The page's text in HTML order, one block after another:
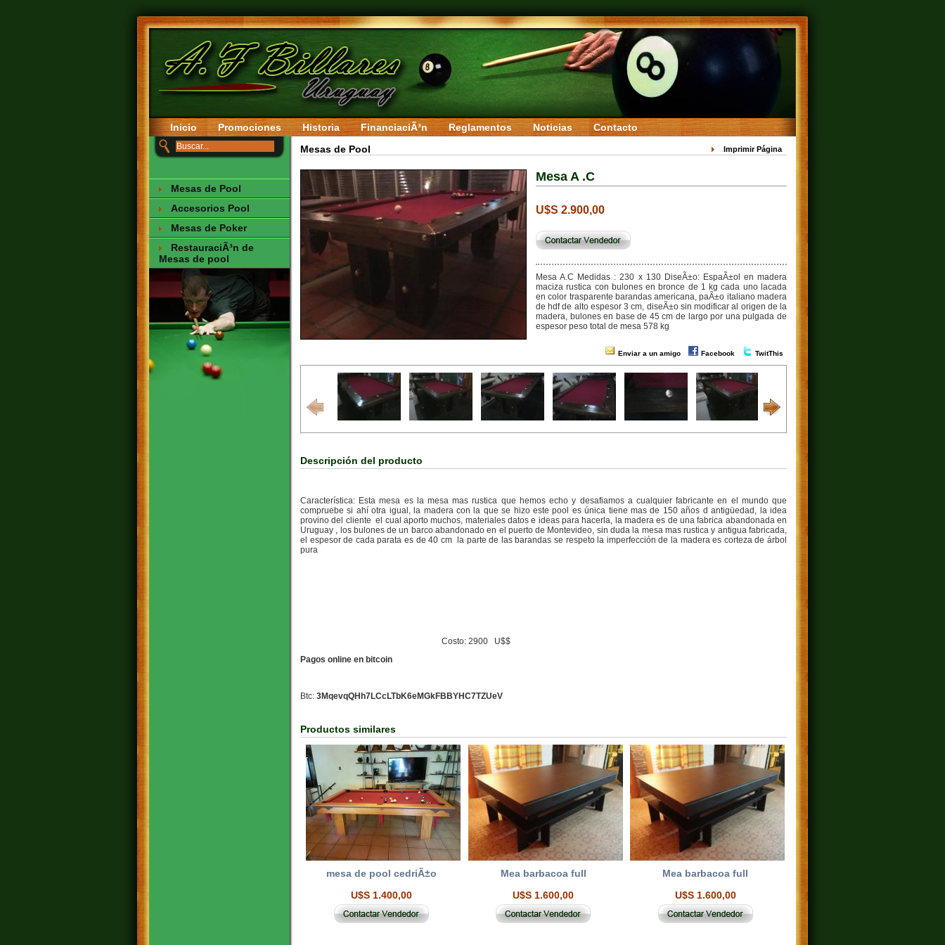
Inicio Promociones Historia FinanciaciÃ³n Reglamentos Noticias Contacto
Mesas de Pool
Accesorios Pool
Mesas de Poker
RestauraciÃ³n de
Mesas de pool
Mesas de Pool
Mesa A .C
U$S 2.900,00
Mesa A.C Medidas : 230 x 130 DiseÃ±o: EspaÃ±ol en madera
maciza rustica con bulones en bronce de 1 kg cada uno lacada
en color trasparente barandas americana, paÃ±o italiano madera
de hdf de alto espesor 3 cm, diseÃ±o sin modificar al origen de la
madera, bulones en base de 45 cm de largo por una pulgada de
espesor peso total de mesa 578 kg
Enviar a un amigo Facebook TwitThis
Imprimir Página
Descripción del producto
Característica: Esta mesa es la mesa mas rustica que hemos echo y desafiamos a cualquier fabricante en el mundo que
compruebe si ahí otra igual, la madera con la que se hizo este pool es única tiene mas de 150 años d antigüedad, la idea
provino del cliente el cual aporto muchos, materiales datos e ideas para hacerla, la madera es de una fabrica abandonada en
Uruguay , los bulones de un barco abandonado en el puerto de Montevideo, sin duda la mesa mas rustica y antigua fabricada,
el espesor de cada parata es de40 cmla parte de las barandas se respeto la imperfección de la madera es corteza de árbol
pura
Costo: 2900 U$$
Pagos online en bitcoin
Btc: 3MqevqQHh7LCcLTbK6eMGkFBBYHC7TZUeV
Productos similares
mesa de pool cedriÃ±o
U$S 1.400,00
Mea barbacoa full
U$S 1.600,00
Mea barbacoa full
U$S 1.600,00